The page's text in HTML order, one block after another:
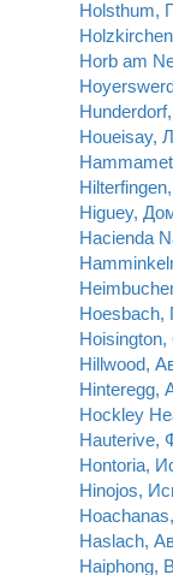
Holsthum,
Horb am
Houeisay,
Higuey,
Hacienda
Hoesbach,
Hillwood,
Hinteregg,
Hockley
Hauterive,
Hontoria,
Hinojos,
Haslach,
Haiphong,